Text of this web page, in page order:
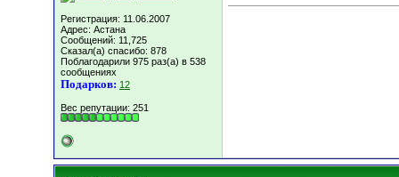
Регистрация: 11.06.2007
Адрес: Астана
Сообщений: 11,725
Сказал(а) спасибо: 878
Поблагодарили 975 раз(а) в 538
сообщениях
Подарков: 12
Вес репутации: 251